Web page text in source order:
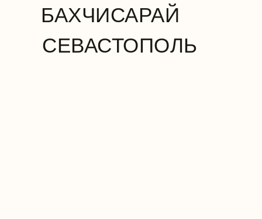
СЕВАСТОПОЛЬ
БАХЧИСАРАЙ